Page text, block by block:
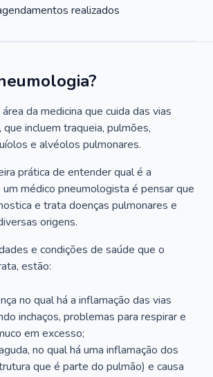
realizados
da medicina que cuida das vias
incluem traqueia, pulmões,
e alvéolos pulmonares.
prática de entender qual é a
médico pneumologista é pensar que
e trata doenças pulmonares e
origens.
e condições de saúde que o
estão:
no qual há a inflamação das vias
inchaços, problemas para respirar e
em excesso;
no qual há uma inflamação dos
que é parte do pulmão) e causa